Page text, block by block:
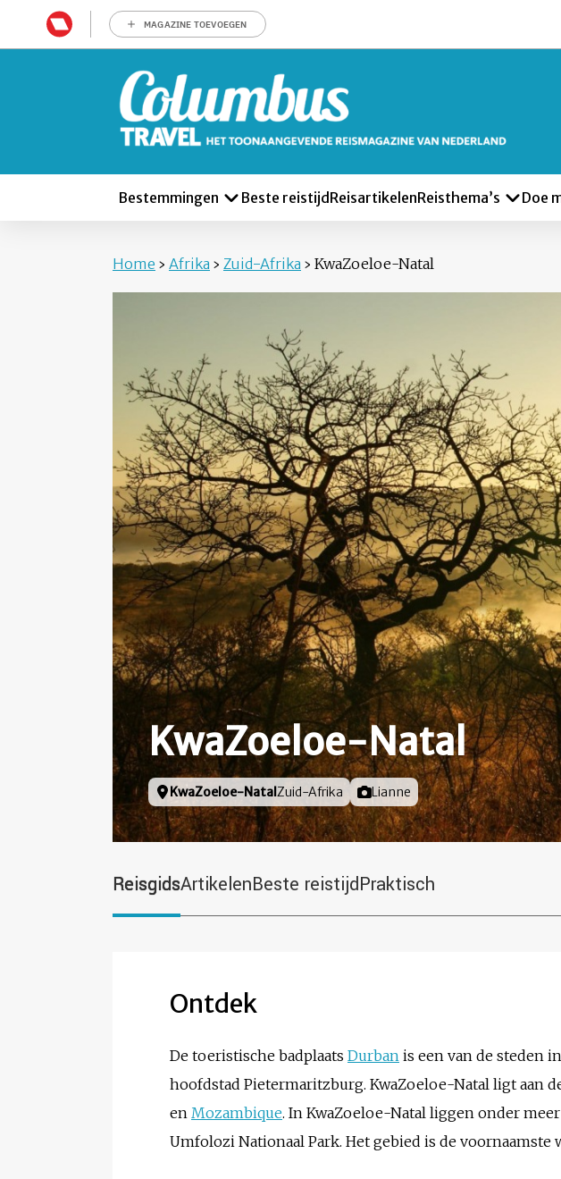
MAGAZINE TOEVOEGEN
Bestemmingen Beste reistijd ReisartikelenReisthema’s Doe
Home › Afrika › Zuid-Afrika › KwaZoeloe-Natal
KwaZoeloe-Natal
Locatie
KwaZoeloe-NatalZuid-Afrika Foto door
Lianne
ReisgidsArtikelenBeste reistijdPraktisch
Ontdek
De toeristische badplaats Durban is een van de steden
hoofdstad Pietermaritzburg. KwaZoeloe-Natal ligt aan
en Mozambique. In KwaZoeloe-Natal liggen onder
Umfolozi Nationaal Park. Het gebied is de voornaamste